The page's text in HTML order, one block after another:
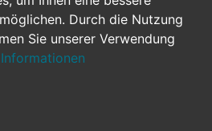
Durch die Nutzung
Sie unserer Verwendung
Sekretariat
Nebenjobs
duale Ausbildung